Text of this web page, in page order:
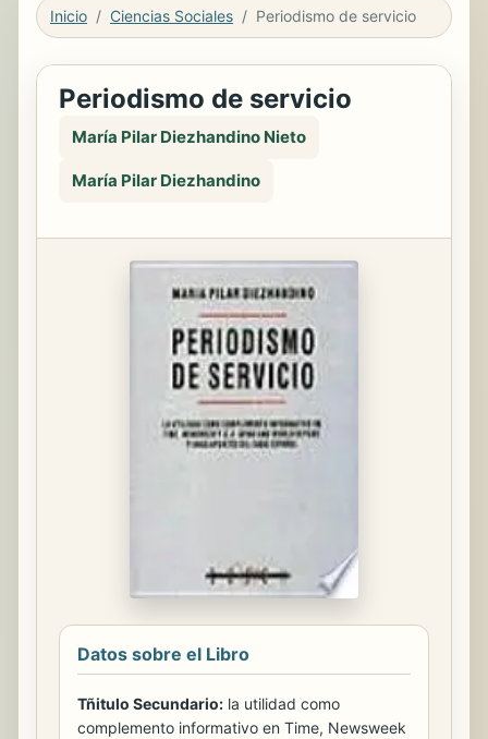
Inicio Ciencias Sociales Periodismo de servicio
Periodismo de servicio
María Pilar Diezhandino Nieto
María Pilar Diezhandino
Datos sobre el Libro
Tñitulo Secundario: la utilidad como
complemento informativo en Time, Newsweek